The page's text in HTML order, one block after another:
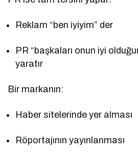
Reklam “ben iyiyim” der
PR “başkaları onun iyi
yaratır
Bir markanın:
Haber sitelerinde yer alması
Röportajının yayınlanması